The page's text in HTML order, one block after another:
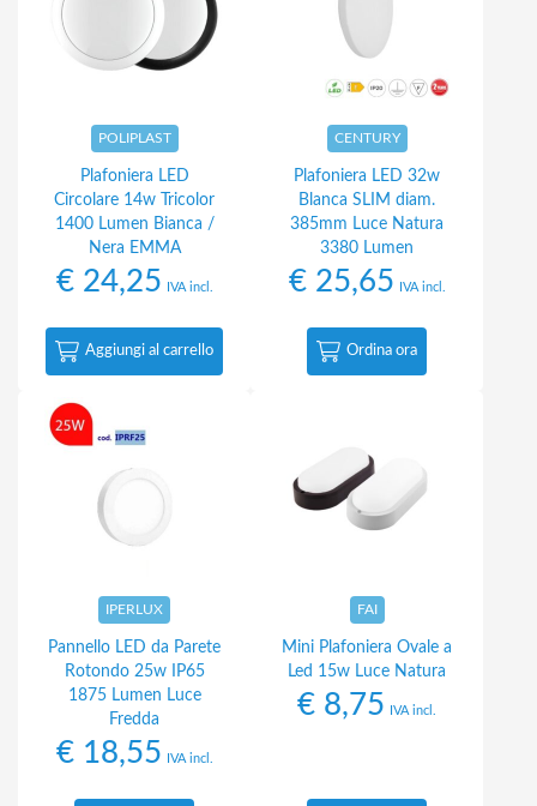
POLIPLAST
Plafoniera LED
Circolare 14w Tricolor
1400 Lumen Bianca /
Nera EMMA
€24,25 IVA incl.
Aggiungi al carrello
CENTURY
Plafoniera LED 32w
Blanca SLIM diam.
385mm Luce Natura
3380 Lumen
€25,65 IVA incl.
Ordina ora
IPERLUX
Pannello LED da Parete
Rotondo 25w IP65
1875 Lumen Luce
Fredda
€18,55 IVA incl.
FAI
Mini Plafoniera Ovale a
Led 15w Luce Natura
€ 8,75 IVA incl.